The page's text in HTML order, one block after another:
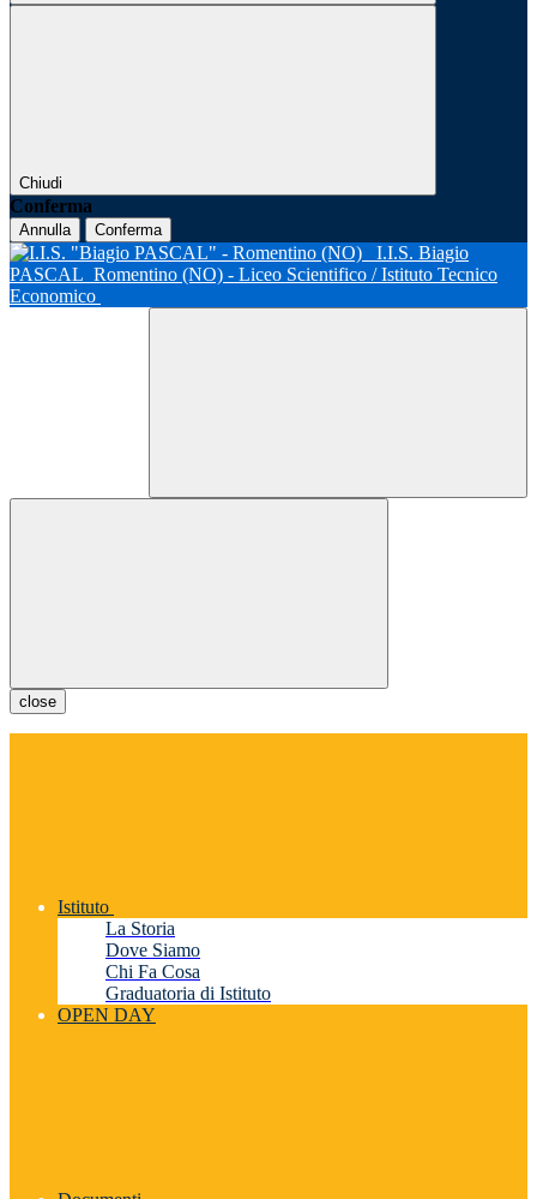
Chiudi
Conferma
Annulla Conferma
I.I.S. Biagio
PASCAL Romentino (NO) - Liceo Scientifico / Istituto Tecnico
Economico
close
Istituto
La Storia
Dove Siamo
Chi Fa Cosa
Graduatoria di Istituto
OPEN DAY